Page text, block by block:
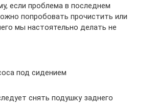
если проблема в последнем
попробовать прочистить или
мы настоятельно делать не
под сидением
снять подушку заднего